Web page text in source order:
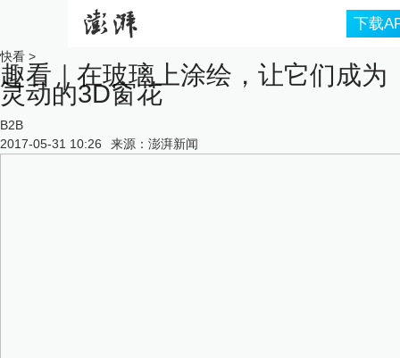
下载
快看 >
趣看｜在玻璃上涂绘，让它们成为
灵动的3D窗花
B2B
2017-05-31 10:26
来源： 澎湃新闻